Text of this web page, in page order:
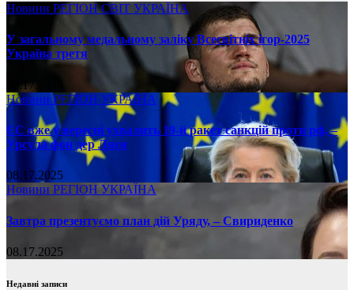
Новини РЕГІОНСВІТ УКРАЇНА
У загальному медальному заліку Всесвітніх ігор-2025
Україна третя
08.17.2025
НовиниРЕГІОН УКРАЇНА
ЄС вже у вересні ухвалить 19-й ракет санкцій проти рф, –
Урсула фон дер Ляєн
08.17.2025
Новини РЕГІОН УКРАЇНА
Завтра презентуємо план дій Уряду, – Свириденко
08.17.2025
Недавні записи